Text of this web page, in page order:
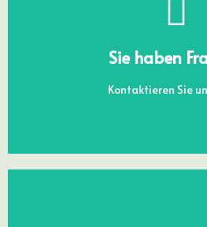
Sie haben
Kontaktieren Sie
KONTAKT